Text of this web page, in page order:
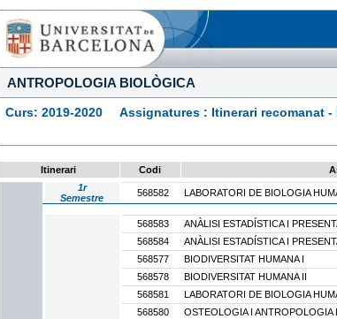
ANTROPOLOGIA BIOLÒGICA
Curs: 2019-2020 Assignatures : Itinerari recomanat -
Itinerari Codi
1r
Semestre
568582 LABORATORI DE BIOLOGIA
568583 ANÀLISI ESTADÍSTICA I
568584
ANÀLISI ESTADÍSTICA I
568577
BIODIVERSITAT HUMANA I
568578
BIODIVERSITAT HUMANA II
568581
LABORATORI DE BIOLOGIA
568580
OSTEOLOGIA I ANTROPOLOGIA